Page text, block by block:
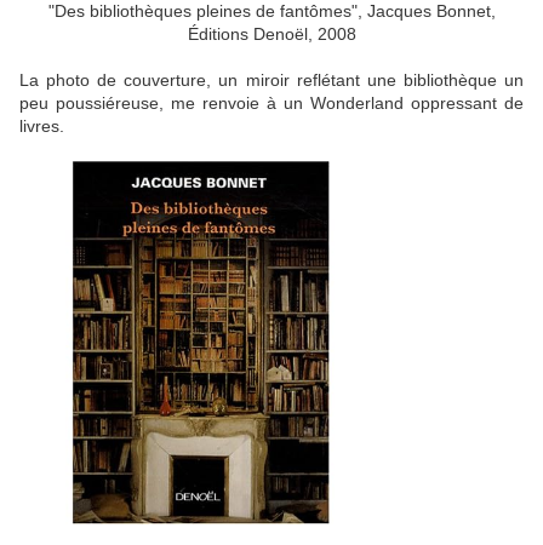
"Des bibliothèques pleines de fantômes", Jacques Bonnet,
Éditions Denoël, 2008
La photo de couverture, un miroir reflétant une bibliothèque un
peu poussiéreuse, me renvoie à un Wonderland oppressant de
livres.